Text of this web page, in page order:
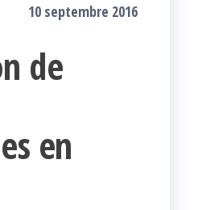
10 septembre 2016
de
en